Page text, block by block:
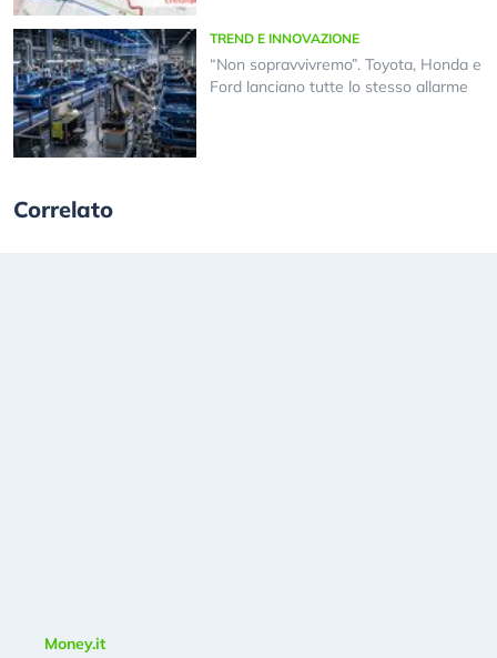
TREND E INNOVAZIONE
“Non sopravvivremo”. Toyota, Honda e
Ford lanciano tutte lo stesso allarme
Correlato
Money.it